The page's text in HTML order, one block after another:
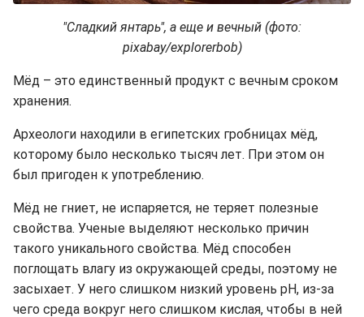
"Сладкий янтарь", а еще и вечный (фото:
pixabay/explorerbob)
Мёд – это единственный продукт с вечным сроком
хранения.
Археологи находили в египетских гробницах мёд,
которому было несколько тысяч лет. При этом он
был пригоден к употреблению.
Мёд не гниет, не испаряется, не теряет полезные
свойства. Ученые выделяют несколько причин
такого уникального свойства. Мёд способен
поглощать влагу из окружающей среды, поэтому не
засыхает. У него слишком низкий уровень pH, из-за
чего среда вокруг него слишком кислая, чтобы в ней